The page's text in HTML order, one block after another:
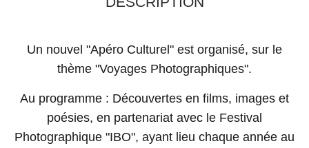
Un nouvel "Apéro Culturel" est organisé, sur le
thème "Voyages Photographiques".
Au programme : Découvertes en films, images et
poésies, en partenariat avec le Festival
Photographique "IBO", ayant lieu chaque année au